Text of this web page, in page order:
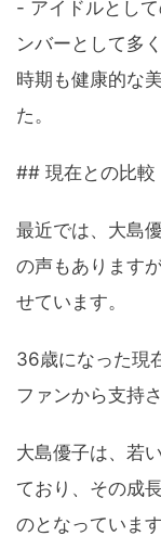
- アイドルとし
ンバーとして多
時期も健康的な
た。
## 現在との比較
最近では、大島
の声もあります
せています。
36歳になった現
ファンから支持
大島優子は、若
ており、その成
のとなっています